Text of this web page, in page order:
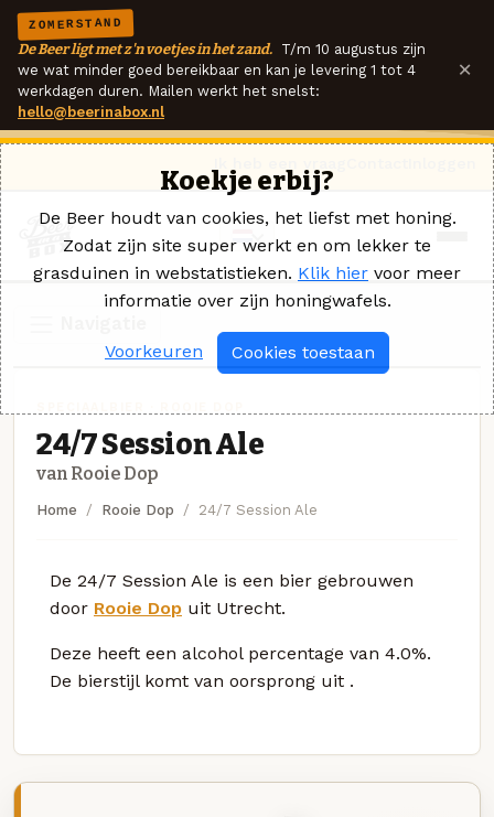
ZOMERSTAND
De Beer ligt met z'n voetjes in het zand. T/m 10 augustus zijn
we wat minder goed bereikbaar en kan je levering 1 tot 4
werkdagen duren. Mailen werkt het snelst:
hello@beerinabox.nl
×
24/7 Session Ale
van Rooie Dop
Home Rooie Dop 24/7 Session Ale
De 24/7 Session Ale is een bier gebrouwen
door Rooie Dop uit Utrecht.
Deze heeft een alcohol percentage van 4.0%.
De bierstijl komt van oorsprong uit .
Koekje erbij?
De Beer houdt van cookies, het liefst met honing.
Zodat zijn site super werkt en om lekker te
grasduinen in webstatistieken. Klik hier voor meer
informatie over zijn honingwafels.
Voorkeuren Cookies toestaan